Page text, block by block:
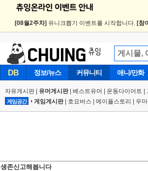
[08월2주차] 유니크뽑기 이벤트를 시작합니다. [참
DB 정보/뉴스 커뮤니티 애니/만화
자유게시판 유머게시판| 베스트유머 운동다이어트 |
게임공간 게임게시판| 호요버스 메이플스토리 우
생존신고해봅니다